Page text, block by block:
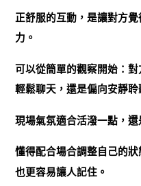
正舒服的互動，是讓對方
力。
可以從簡單的觀察開始：
輕鬆聊天，還是偏向安靜聆
現場氣氛適合活潑一點，
懂得配合場合調整自己的
也更容易讓人記住。